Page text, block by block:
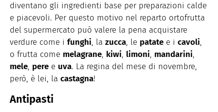
diventano gli ingredienti base per preparazioni calde
e piacevoli. Per questo motivo nel reparto ortofrutta
del supermercato può valere la pena acquistare
verdure come i funghi, la zucca, le patate e i cavoli,
o frutta come melagrane, kiwi, limoni, mandarini,
mele, pere e uva. La regina del mese di novembre,
però, è lei, la castagna!
Antipasti